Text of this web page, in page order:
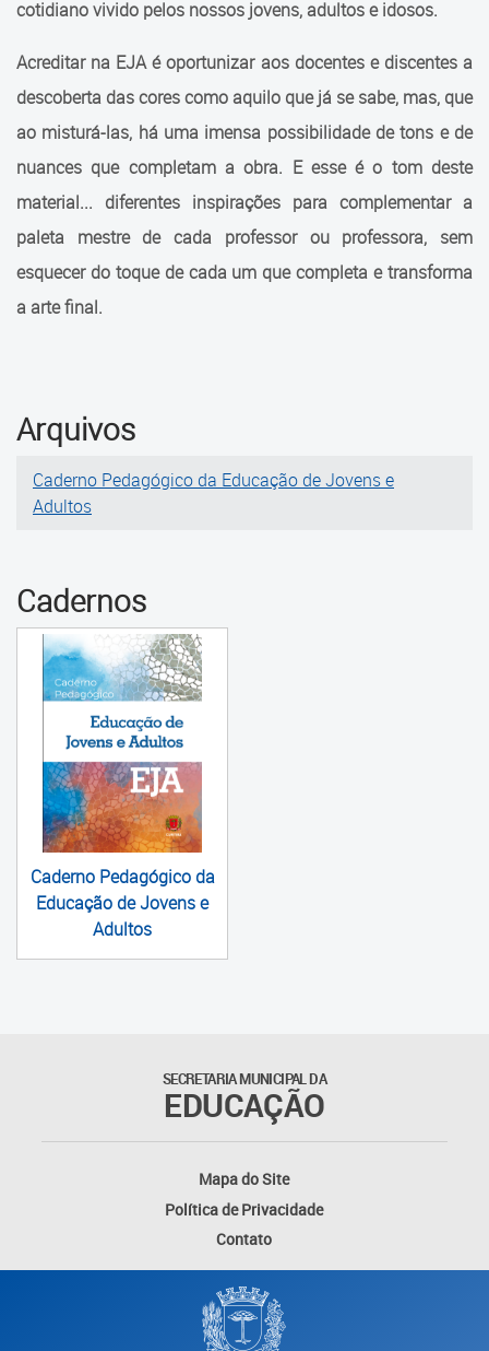
cotidiano vivido pelos nossos jovens, adultos e idosos.
Acreditar na EJA é oportunizar aos docentes e discentes a
descoberta das cores como aquilo que já se sabe, mas, que
ao misturá-las, há uma imensa possibilidade de tons e de
nuances que completam a obra. E esse é o tom deste
material... diferentes inspirações para complementar a
paleta mestre de cada professor ou professora, sem
esquecer do toque de cada um que completa e transforma
a arte final.
Arquivos
Caderno Pedagógico da Educação de Jovens e
Adultos
Cadernos
Caderno Pedagógico da
Educação de Jovens e
Adultos
SECRETARIA MUNICIPAL DA
EDUCAÇÃO
Mapa do Site
Política de Privacidade
Contato